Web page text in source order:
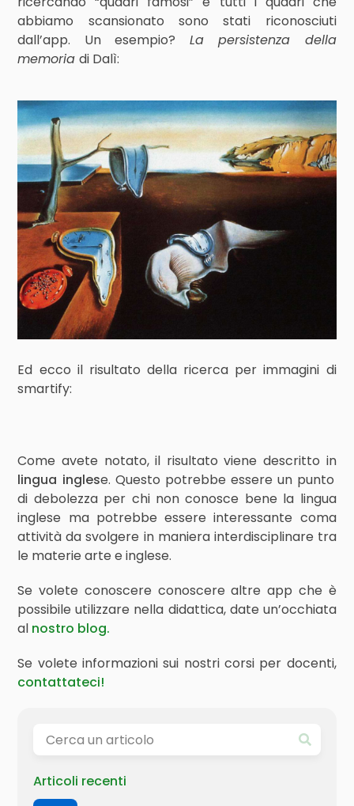
abbiamo scansionato sono stati riconosciuti
dall’app. Un esempio? La persistenza della
memoriadi Dalì:
Ed ecco il risultato della ricerca per immagini di
smartify:
Come avete notato, il risultato viene descritto in
lingua inglese. Questo potrebbe essere un punto
di debolezza per chi non conosce bene la lingua
inglese ma potrebbe essere interessante coma
attività da svolgere in maniera interdisciplinare tra
le materie arte e inglese.
Se volete conoscere conoscere altre app che è
possibile utilizzare nella didattica, date un’occhiata
al nostro blog.
Se volete informazioni sui nostri corsi per docenti,
contattateci!
Articoli recenti